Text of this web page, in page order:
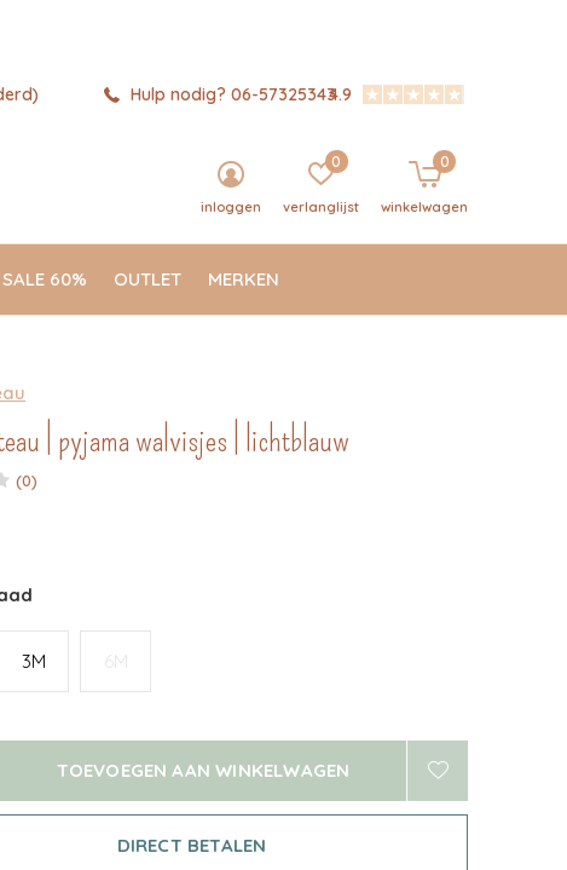
SALE 60% OUTLET MERKEN
inloggen verlanglijst
0
winkelwagen
0
Hulp nodig? 06-573253434.9
| pyjama walvisjes | lichtblauw
(0)
3M 6M
TOEVOEGEN AAN WINKELWAGEN
DIRECT BETALEN